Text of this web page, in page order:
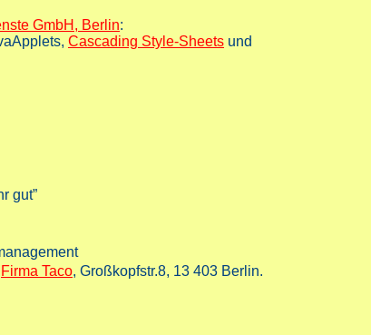
GmbH, Berlin:
Cascading Style-Sheets und
gut”
Firma Taco, Großkopfstr.8, 13 403 Berlin.